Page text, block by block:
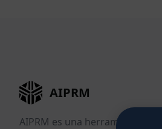
AIPRM
AIPRM es una herramienta de